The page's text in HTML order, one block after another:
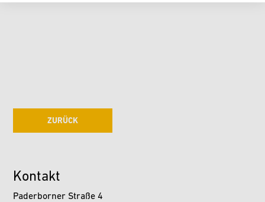
ZURÜCK
Kontakt
Paderborner Straße 4